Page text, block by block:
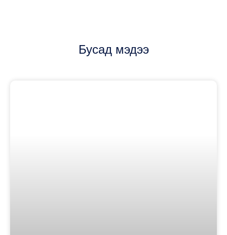
Бусад мэдээ